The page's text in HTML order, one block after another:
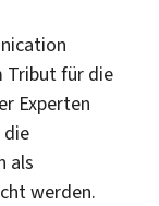
Tribut für die
Experten
die
als
werden.